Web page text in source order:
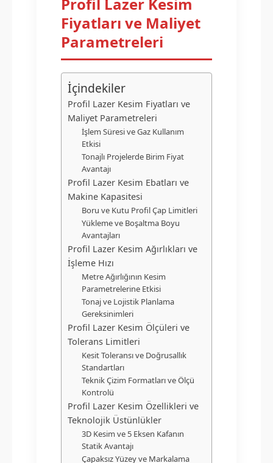
Fiyatları ve Maliyet
Parametreleri
İçindekiler
Profil Lazer Kesim Fiyatları ve
Maliyet Parametreleri
İşlem Süresi ve Gaz Kullanım
Etkisi
Tonajlı Projelerde Birim Fiyat
Avantajı
Profil Lazer Kesim Ebatları ve
Makine Kapasitesi
Boru ve Kutu Profil Çap Limitleri
Yükleme ve Boşaltma Boyu
Avantajları
Profil Lazer Kesim Ağırlıkları ve
İşleme Hızı
Metre Ağırlığının Kesim
Parametrelerine Etkisi
Tonaj ve Lojistik Planlama
Gereksinimleri
Profil Lazer Kesim Ölçüleri ve
Tolerans Limitleri
Kesit Toleransı ve Doğrusallık
Standartları
Teknik Çizim Formatları ve Ölçü
Kontrolü
Profil Lazer Kesim Özellikleri ve
Teknolojik Üstünlükler
3D Kesim ve 5 Eksen Kafanın
Statik Avantajı
Çapaksız Yüzey ve Markalama